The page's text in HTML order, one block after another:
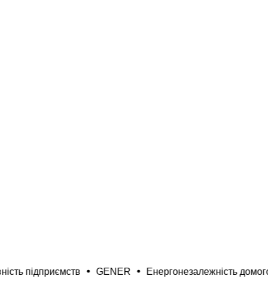
GENER Енергонезалежність